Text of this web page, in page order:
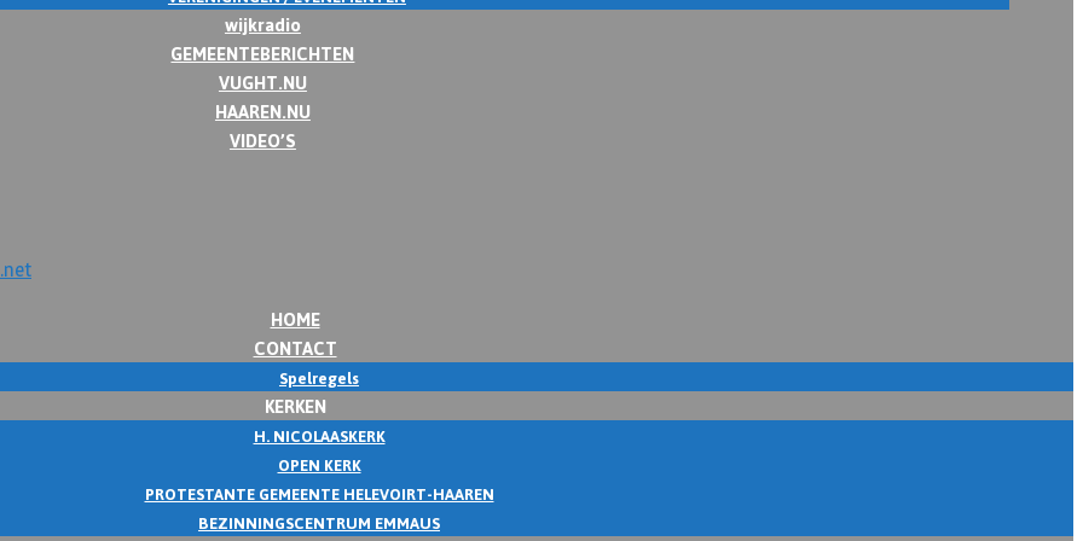
wijkradio
GEMEENTEBERICHTEN
VUGHT.NU
HAAREN.NU
VIDEO’S
HOME
CONTACT
Spelregels
KERKEN
H. NICOLAASKERK
OPEN KERK
PROTESTANTE GEMEENTE HELEVOIRT-HAAREN
BEZINNINGSCENTRUM EMMAUS